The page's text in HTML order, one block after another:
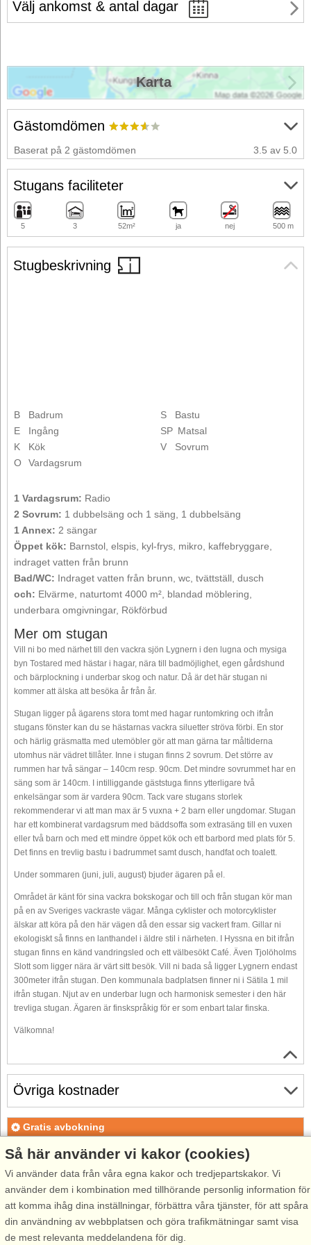
Välj ankomst & antal dagar
Stugbeskrivning
B
Badrum
E
Ingång
K
Kök
O
Vardagsrum
S
Bastu
SP Matsal
V
Sovrum
1 Vardagsrum: Radio
2 Sovrum: 1 dubbelsäng och 1 säng, 1 dubbelsäng
1 Annex: 2 sängar
Öppet kök: Barnstol, elspis, kyl-frys, mikro, kaffebryggare,
indraget vatten från brunn
Bad/WC: Indraget vatten från brunn, wc, tvättställ, dusch
och: Elvärme, naturtomt 4000 m², blandad möblering,
underbara omgivningar, Rökförbud
Mer om stugan
Vill ni bo med närhet till den vackra sjön Lygnern i den lugna och mysiga
byn Tostared med hästar i hagar, nära till badmöjlighet, egen gårdshund
och bärplockning i underbar skog och natur. Då är det här stugan ni
kommer att älska att besöka år från år.
Stugan ligger på ägarens stora tomt med hagar runtomkring och ifrån
stugans fönster kan du se hästarnas vackra siluetter ströva förbi. En stor
och härlig gräsmatta med utemöbler gör att man gärna tar måltiderna
utomhus när vädret tillåter. Inne i stugan finns 2 sovrum. Det större av
rummen har två sängar – 140cm resp. 90cm. Det mindre sovrummet har en
säng som är 140cm. I intilliggande gäststuga finns ytterligare två
enkelsängar som är vardera 90cm. Tack vare stugans storlek
rekommenderar vi att man max är 5 vuxna + 2 barn eller ungdomar. Stugan
har ett kombinerat vardagsrum med bäddsoffa som extrasäng till en vuxen
eller två barn och med ett mindre öppet kök och ett barbord med plats för 5.
Det finns en trevlig bastu i badrummet samt dusch, handfat och toalett.
Under sommaren (juni, juli, august) bjuder ägaren på el.
Området är känt för sina vackra bokskogar och till och från stugan kör man
på en av Sveriges vackraste vägar. Många cyklister och motorcyklister
älskar att köra på den här vägen då den essar sig vackert fram. Gillar ni
ekologiskt så finns en lanthandel i äldre stil i närheten. I Hyssna en bit ifrån
stugan finns en känd vandringsled och ett välbesökt Café. Även Tjolöholms
Slott som ligger nära är värt sitt besök. Vill ni bada så ligger Lygnern endast
300meter ifrån stugan. Den kommunala badplatsen finner ni i Sätila 1 mil
ifrån stugan. Njut av en underbar lugn och harmonisk semester i den här
trevliga stugan. Ägaren är finskspråkig för er som enbart talar finska.
Välkomna!
Gästomdömen
Baserat på 2 gästomdömen 3.5 av 5.0
Stugans faciliteter
5 3 52m² ja nej 500 m
Övriga kostnader
Gratis avbokning
ankomster under perioden 18/7-2026 till 1/1-2027
Gratis avbokning fram till 35 dagar före ankomst. Gäller för
ankomster under perioden 2/1 till 31/12-2027
Se villkor här
Karta
Så här använder vi kakor (cookies)
Vi använder data från våra egna kakor och tredjepartskakor. Vi
använder dem i kombination med tillhörande personlig information för
att komma ihåg dina inställningar, förbättra våra tjänster, för att spåra
din användning av webbplatsen och göra trafikmätningar samt visa
de mest relevanta meddelandena för dig.